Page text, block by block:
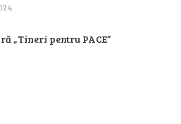
„Tineri pentru PACE”